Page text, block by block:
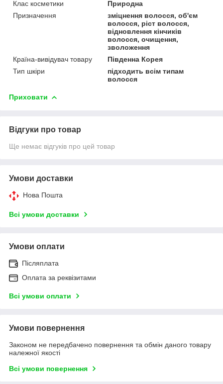
Клас косметики
Природна
Призначення
зміцнення волосся, об'єм
волосся, ріст волосся,
відновлення кінчиків
волосся, очищення,
зволоження
Країна-вивідувач товару
Південна Корея
Тип шкіри
підходить всім типам
волосся
Приховати
Відгуки про товар
Ще немає відгуків про цей товар
Умови доставки
Нова Пошта
Всі умови доставки
Умови оплати
Післяплата
Оплата за реквізитами
Всі умови оплати
Умови повернення
Законом не передбачено повернення та обмін даного товару
належної якості
Всі умови повернення